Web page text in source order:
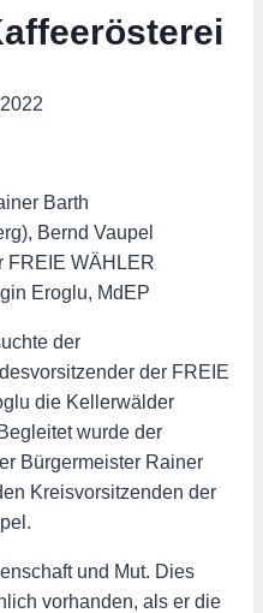
Barth
Bernd Vaupel
FREIE WÄHLER
Eroglu, MdEP
der
der FREIE
die Kellerwälder
wurde der
Bürgermeister Rainer
Kreisvorsitzenden der
und Mut. Dies
vorhanden, als er die